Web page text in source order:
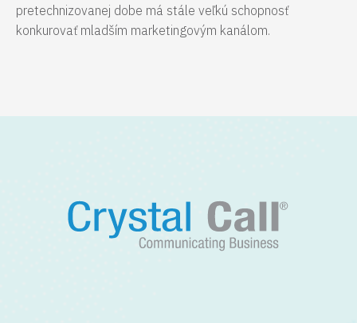
pretechnizovanej dobe má stále veľkú schopnosť
konkurovať mladším marketingovým kanálom.